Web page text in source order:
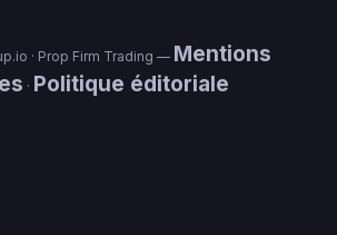
· Prop Firm Trading — Mentions
· Politique éditoriale